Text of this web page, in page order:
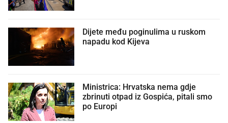
Dijete među poginulima u ruskom
napadu kod Kijeva
Ministrica: Hrvatska nema gdje
zbrinuti otpad iz Gospića, pitali smo
po Europi